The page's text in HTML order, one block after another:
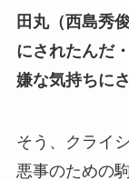
田丸（西島秀
にされたんだ
嫌な気持ちに
そう、クライ
悪事のための